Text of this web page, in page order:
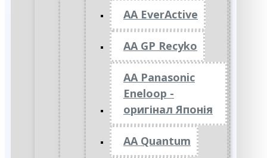
AA EverActive
AA GP Recyko
AA Panasonic
Eneloop -
оригінал Японія
AA Quantum